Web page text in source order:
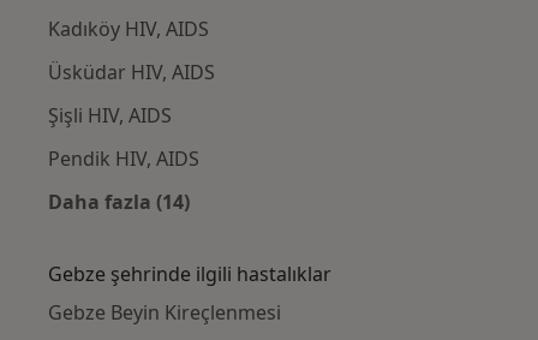
Kadıköy HIV, AIDS
Üsküdar HIV, AIDS
Şişli HIV, AIDS
Pendik HIV, AIDS
Daha fazla (14)
Gebze şehrinde ilgili hastalıklar
Gebze Beyin Kireçlenmesi